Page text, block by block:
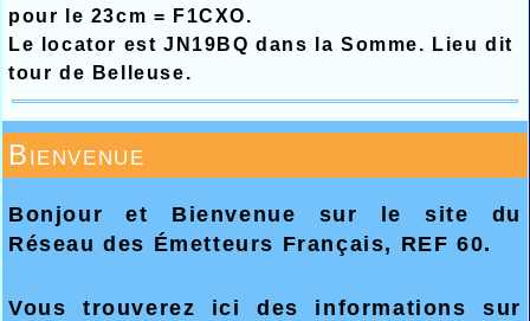
pour le 23cm = F1CXO.
Le locator est JN19BQ dans la Somme. Lieu dit
tour de Belleuse.
Bienvenue
Bonjour et Bienvenue sur le site du
Réseau des Émetteurs Français, REF 60.
Vous trouverez ici des informations sur